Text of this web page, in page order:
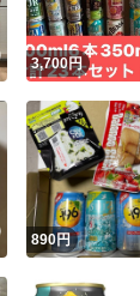
いいね！
3,700円
いいね！
890円